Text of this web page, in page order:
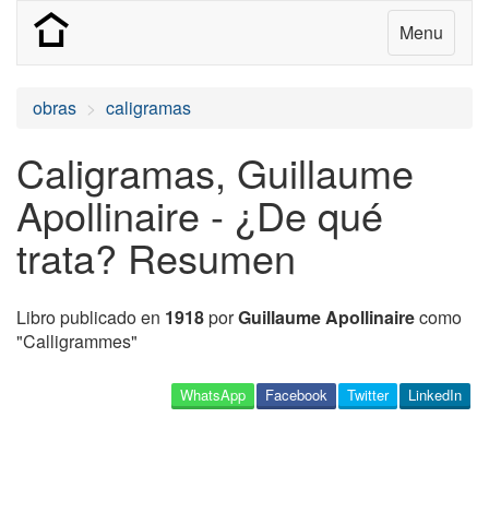
Menu
obras caligramas
Caligramas, Guillaume
Apollinaire - ¿De qué
trata? Resumen
Libro publicado en 1918porGuillaume Apollinairecomo
"Calligrammes"
LinkedIn
Twitter
Facebook
WhatsApp